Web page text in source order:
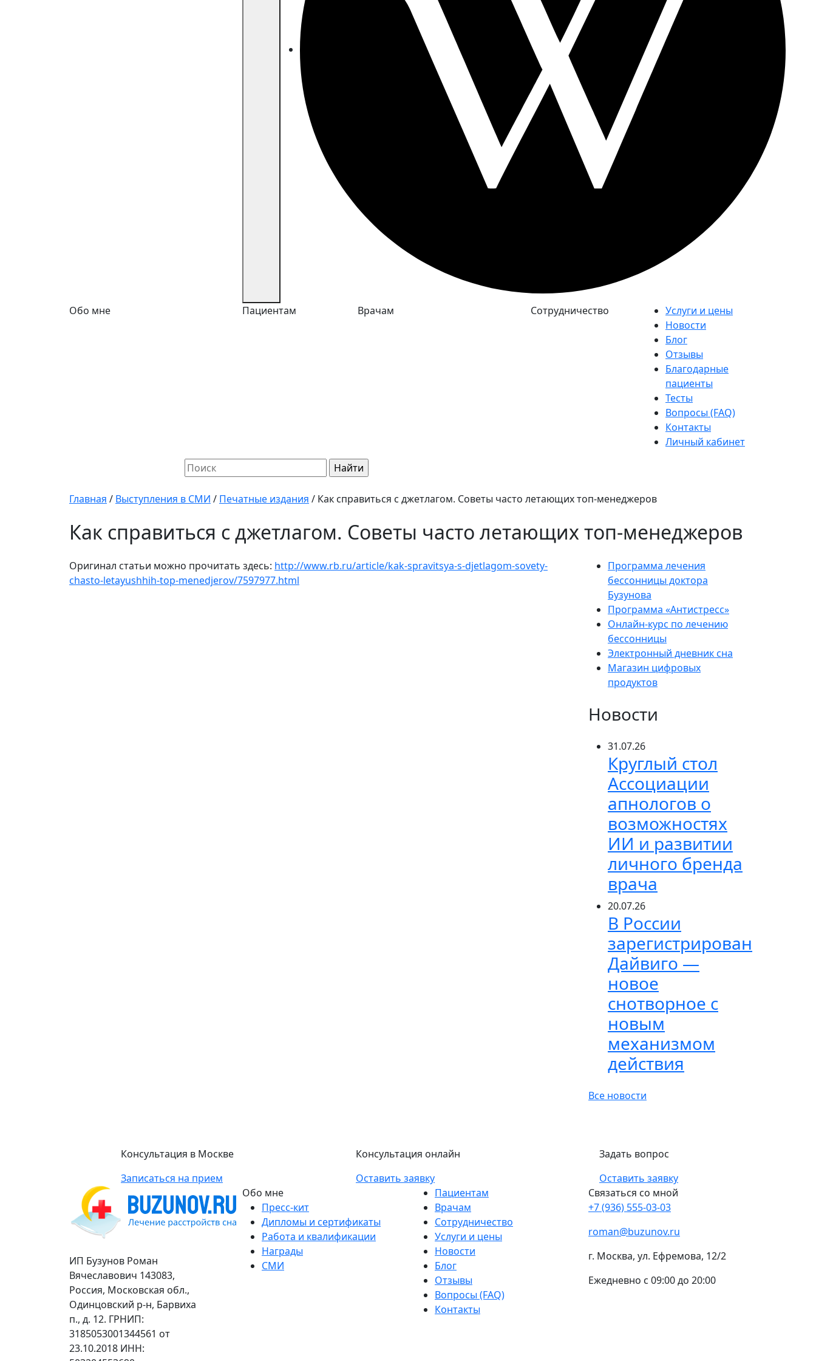
Обо мне Пациентам Врачам Сотрудничество
Услуги и цены
Новости
Блог
Отзывы
Благодарные
пациенты
Тесты
Вопросы (FAQ)
Контакты
Личный кабинет
Найти:
Главная / Выступления в СМИ / Печатные издания / Как справиться с джетлагом. Советы часто летающих топ-менеджеров
Как справиться с джетлагом. Советы часто летающих топ-менеджеров
Оригинал статьи можно прочитать здесь: http://www.rb.ru/article/kak-spravitsya-s-djetlagom-sovety-
chasto-letayushhih-top-menedjerov/7597977.html
Программа лечения
бессонницы доктора
Бузунова
Программа «Антистресс»
Онлайн-курс по лечению
бессонницы
Электронный дневник сна
Магазин цифровых
продуктов
Новости
31.07.26
Круглый стол
Ассоциации
апнологов о
возможностях
ИИ и развитии
личного бренда
врача
20.07.26
В России
зарегистрирован
Дайвиго —
новое
снотворное с
новым
механизмом
действия
Все новости
Консультация в Москве
Записаться на прием
Консультация онлайн
Оставить заявку
Задать вопрос
Оставить заявку
ИП Бузунов Роман
Вячеславович 143083,
Россия, Московская обл.,
Одинцовский р-н, Барвиха
п., д. 12. ГРНИП:
3185053001344561 от
23.10.2018 ИНН:
Обо мне
Пресс-кит
Дипломы и сертификаты
Работа и квалификации
Награды
СМИ
Пациентам
Врачам
Сотрудничество
Услуги и цены
Новости
Блог
Отзывы
Вопросы (FAQ)
Контакты
Связаться со мной
+7 (936) 555-03-03
roman@buzunov.ru
г. Москва, ул. Ефремова, 12/2
Ежедневно с 09:00 до 20:00